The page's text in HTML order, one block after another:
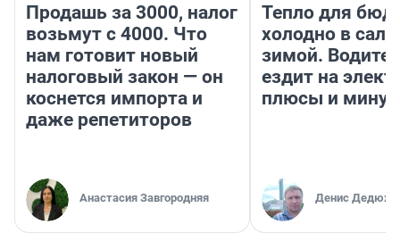
Продашь за 3000, налог
возьмут с 4000. Что
нам готовит новый
налоговый закон — он
коснется импорта и
даже репетиторов
Анастасия Завгородняя
Тепло для
холодно в
зимой.
ездит на
плюсы и
Денис